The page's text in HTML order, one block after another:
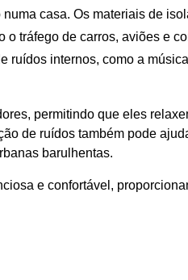
casa. Os materiais de
tráfego de carros, aviões e
ruídos internos, como a
permitindo que eles
de ruídos também pode
barulhentas.
e confortável,